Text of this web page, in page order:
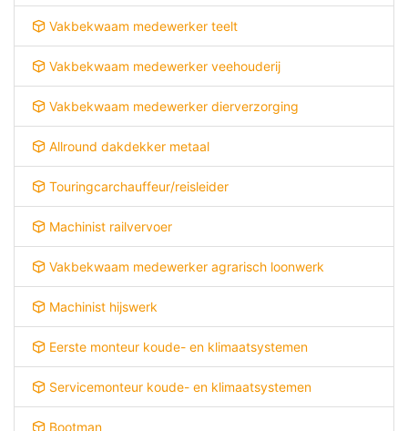
Vakbekwaam medewerker teelt
Vakbekwaam medewerker veehouderij
Vakbekwaam medewerker dierverzorging
Allround dakdekker metaal
Touringcarchauffeur/reisleider
Machinist railvervoer
Vakbekwaam medewerker agrarisch loonwerk
Machinist hijswerk
Eerste monteur koude- en klimaatsystemen
Servicemonteur koude- en klimaatsystemen
Bootman